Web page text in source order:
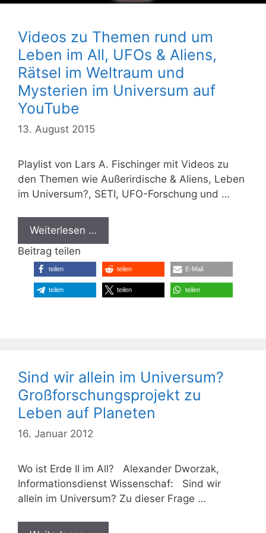
Videos zu Themen rund um
Leben im All, UFOs & Aliens,
Rätsel im Weltraum und
Mysterien im Universum auf
YouTube
13. August 2015
Playlist von Lars A. Fischinger mit Videos zu
den Themen wie Außerirdische & Aliens, Leben
im Universum?, SETI, UFO-Forschung und …
Weiterlesen …
Beitrag teilen
teilen teilen E-Mail
teilen teilen teilen
Sind wir allein im Universum?
Großforschungsprojekt zu
Leben auf Planeten
16. Januar 2012
Wo ist Erde II im All? Alexander Dworzak,
Informationsdienst Wissenschaf: Sind wir
allein im Universum? Zu dieser Frage …